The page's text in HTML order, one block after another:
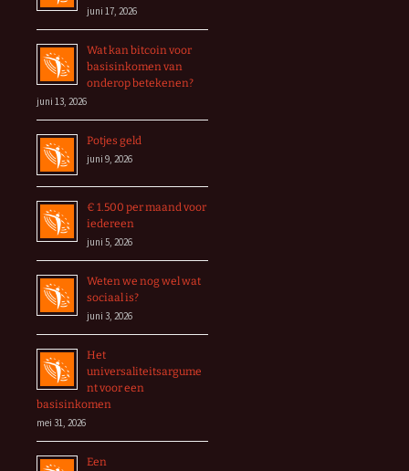
juni 17, 2026
Wat kan bitcoin voor
basisinkomen van
onderop betekenen?
juni 13, 2026
Potjes geld
juni 9, 2026
€ 1.500 per maand voor
iedereen
juni 5, 2026
Weten we nog wel wat
sociaal is?
juni 3, 2026
Het
universaliteitsargume
nt voor een
basisinkomen
mei 31, 2026
Een